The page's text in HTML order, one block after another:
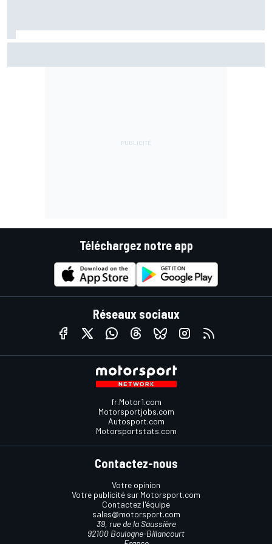
Téléchargez notre app
Réseaux sociaux
fr.Motor1.com
Motorsportjobs.com
Autosport.com
Motorsportstats.com
Contactez-nous
Votre opinion
Votre publicité sur Motorsport.com
Contactez l'équipe
sales@motorsport.com
39, rue de la Saussière
92100 Boulogne-Billancourt